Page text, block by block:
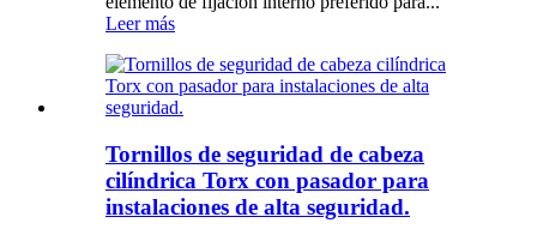
Leer más
Tornillos de seguridad de cabeza
cilíndrica Torx con pasador para
instalaciones de alta seguridad.